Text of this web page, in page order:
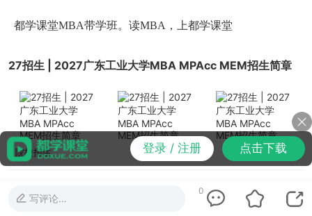
登录 / 注册 点击下载
都学课堂MBA带学班。读MBA，上都学课堂
27招生 | 2027广东工业大学MBA MPAcc MEM招生简章
院校招生 20小时前
南京大学新增全日制MBA，学制2年
写评论…
0